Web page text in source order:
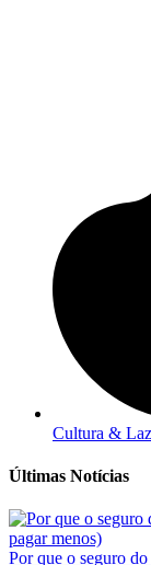
Cultura &
Últimas Notícias
Por que o seguro